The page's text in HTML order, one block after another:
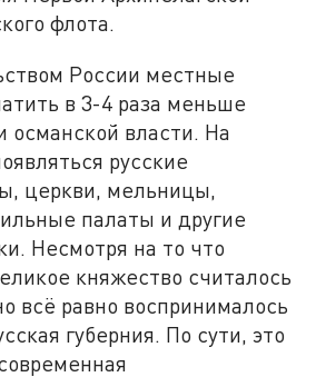
флота.
России местные
в 3-4 раза меньше
османской власти. На
русские
церкви, мельницы,
палаты и другие
Несмотря на то что
княжество считалось
всё равно воспринималось
губерния. По сути, это